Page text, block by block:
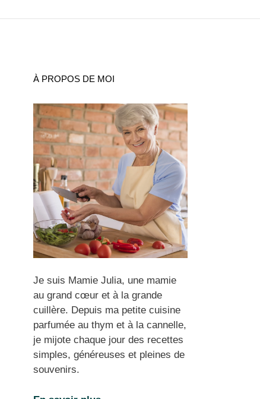
À PROPOS DE MOI
Je suis Mamie Julia, une mamie
au grand cœur et à la grande
cuillère. Depuis ma petite cuisine
parfumée au thym et à la cannelle,
je mijote chaque jour des recettes
simples, généreuses et pleines de
souvenirs.